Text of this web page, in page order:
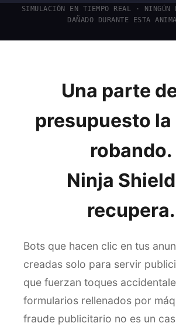
SIMULACIÓN EN TIEMPO REAL · NINGÚN
DAÑADO DURANTE ESTA
Una parte
presupuesto la
robando.
Ninja
recupera.
Bots que hacen clic en tus
creadas solo para servir
que fuerzan toques
formularios rellenados por
fraude publicitario no es un